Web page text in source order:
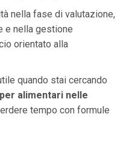
nella fase di valutazione,
e nella gestione
orientato alla
quando stai cercando
alimentari nelle
tempo con formule